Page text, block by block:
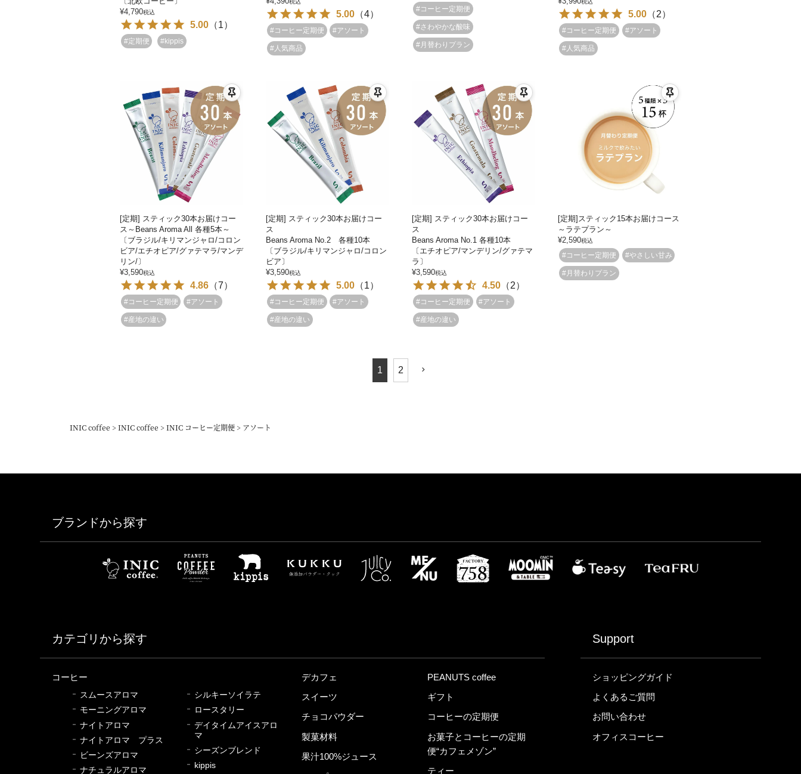
¥4,790税込
5.00（1）
#定期便 #kippis
税込
5.00（4）
#コーヒー定期便 #アソート
#人気商品
#コーヒー定期便
#さわやかな酸味
#月替わりプラン
税込
5.00 （2）
#コーヒー定期便 #アソート
#人気商品
[定期] スティック30本お届けコー
ス～Beans Aroma All 各種5本～
〔ブラジル/キリマンジャロ/コロン
ビア/エチオピア/グァテマラ/マンデ
リン/〕
¥3,590税込
4.86（7）
#コーヒー定期便 #アソート
#産地の違い
[定期] スティック30本お届けコー
ス
Beans Aroma No.2 各種10本
〔ブラジル/キリマンジャロ/コロン
ビア〕
¥3,590税込
5.00（1）
#コーヒー定期便 #アソート
#産地の違い
[定期] スティック30本お届けコー
ス
Beans Aroma No.1 各種10本
〔エチオピア/マンデリン/グァテマ
ラ〕
¥3,590税込
4.50（2）
#コーヒー定期便 #アソート
#産地の違い
[定期]スティック15本お届けコース
～ラテプラン～
¥2,590税込
#コーヒー定期便 #やさしい甘み
#月替わりプラン
1 2
INIC coffee INIC coffee INIC コーヒー定期便 アソート
ブランドから探す
カテゴリから探す
コーヒー
スムースアロマ
モーニングアロマ
ナイトアロマ
ナイトアロマ プラス
ビーンズアロマ
ナチュラルアロマ
シルキーソイラテ
ロースタリー
デイタイムアイスアロ
マ
シーズンブレンド
kippis
デカフェ
スイーツ
チョコパウダー
製菓材料
果汁100%ジュース
PEANUTS coffee
ギフト
コーヒーの定期便
お菓子とコーヒーの定期
便“カフェメゾン”
ティー
Support
ショッピングガイド
よくあるご質問
お問い合わせ
オフィスコーヒー